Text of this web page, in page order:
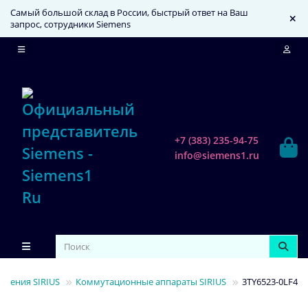
Самый большой склад в России, быстрый ответ на Ваш
запрос, сотрудники Siemens
+7 (383) 235-94-75
info@siemens1.ru
SIRIUS Коммутационные аппараты SIRIUS 3TY6523-0LF4